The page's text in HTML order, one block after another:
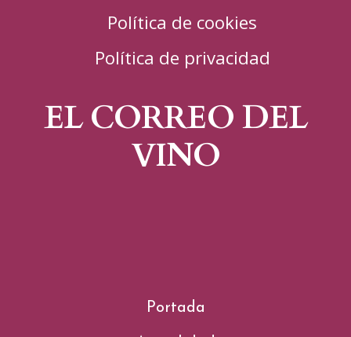
Política de cookies
Política de privacidad
EL CORREO DEL
VINO
Portada